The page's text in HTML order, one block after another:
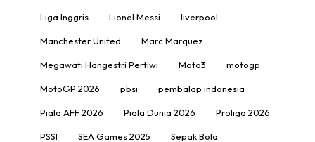
Liga Inggris Lionel Messi liverpool
Manchester United Marc Marquez
Megawati Hangestri Pertiwi Moto3 motogp
MotoGP 2026 pbsi pembalap indonesia
Piala AFF 2026 Piala Dunia 2026 Proliga 2026
PSSI SEA Games 2025 Sepak Bola